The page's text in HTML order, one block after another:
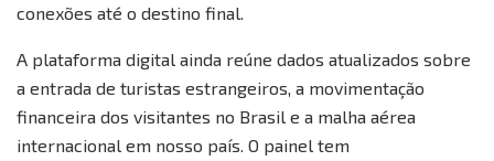
conexões até o destino final.
A plataforma digital ainda reúne dados atualizados sobre
a entrada de turistas estrangeiros, a movimentação
financeira dos visitantes no Brasil e a malha aérea
internacional em nosso país. O painel tem